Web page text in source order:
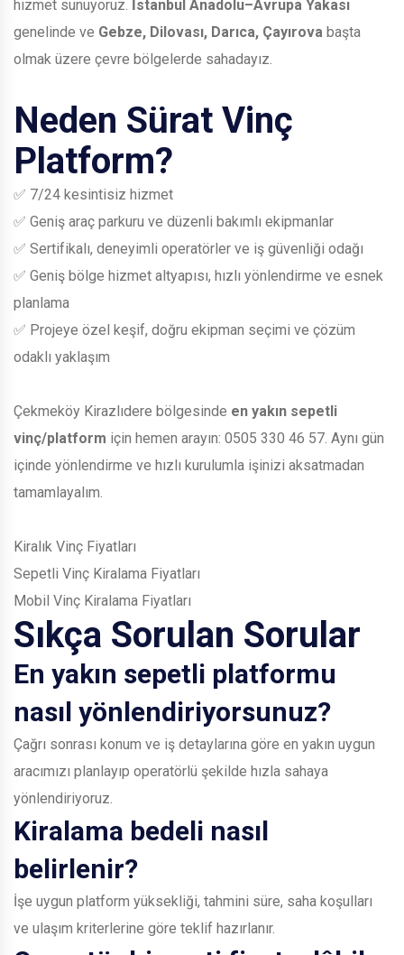
hizmet sunuyoruz. İstanbul Anadolu–Avrupa Yakası
genelinde ve Gebze, Dilovası, Darıca, Çayırova başta
olmak üzere çevre bölgelerde sahadayız.
Neden Sürat Vinç
Platform?
✅ 7/24 kesintisiz hizmet
✅ Geniş araç parkuru ve düzenli bakımlı ekipmanlar
✅ Sertifikalı, deneyimli operatörler ve iş güvenliği odağı
✅ Geniş bölge hizmet altyapısı, hızlı yönlendirme ve esnek
planlama
✅ Projeye özel keşif, doğru ekipman seçimi ve çözüm
odaklı yaklaşım
Çekmeköy Kirazlıdere bölgesinde en yakın sepetli
vinç/platform için hemen arayın: 0505 330 46 57 . Aynı gün
içinde yönlendirme ve hızlı kurulumla işinizi aksatmadan
tamamlayalım.
Kiralık Vinç Fiyatları
Sepetli Vinç Kiralama Fiyatları
Mobil Vinç Kiralama Fiyatları
Sıkça Sorulan Sorular
En yakın sepetli platformu
nasıl yönlendiriyorsunuz?
Çağrı sonrası konum ve iş detaylarına göre en yakın uygun
aracımızı planlayıp operatörlü şekilde hızla sahaya
yönlendiriyoruz.
Kiralama bedeli nasıl
belirlenir?
İşe uygun platform yüksekliği, tahmini süre, saha koşulları
ve ulaşım kriterlerine göre teklif hazırlanır.